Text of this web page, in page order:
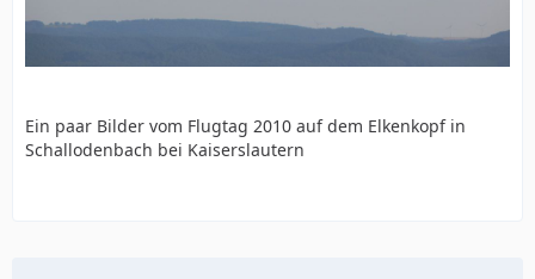
Ein paar Bilder vom Flugtag 2010 auf dem Elkenkopf in
Schallodenbach bei Kaiserslautern